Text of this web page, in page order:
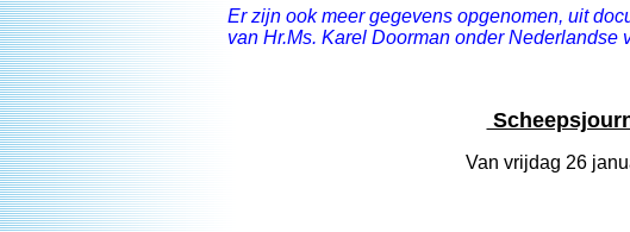
Er zijn ook meer gegevens opgenomen, uit
van Hr.Ms. Karel Doorman onder
Van vrijdag 26